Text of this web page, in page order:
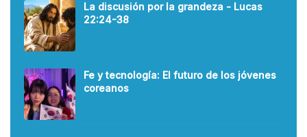
La discusión por la grandeza - Lucas
22:24-38
Fe y tecnología: El futuro de los jóvenes
coreanos